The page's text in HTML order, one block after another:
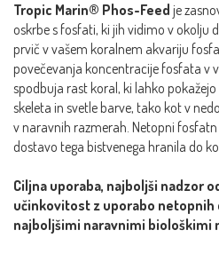
Tropic Marin® Phos-Feed je
oskrbe s fosfati, ki jih vidimo v okolju
prvič v vašem koralnem akvariju
povečevanja koncentracije fosfata v
spodbuja rast koral, ki lahko
skeleta in svetle barve, tako kot v
v naravnih razmerah. Netopni
dostavo tega bistvenega hranila do
Ciljna uporaba, najboljši nadzor
učinkovitost z uporabo netopnih
najboljšimi naravnimi biološkimi